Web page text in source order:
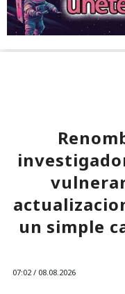
un simple
07:02 / 08.08.2026